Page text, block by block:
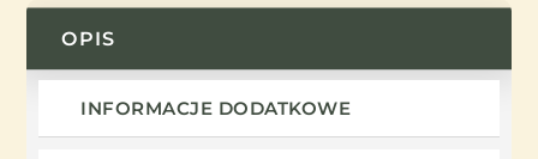
OPIS
INFORMACJE DODATKOWE